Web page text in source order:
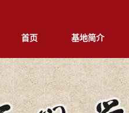
首页 基地简介